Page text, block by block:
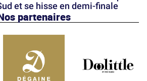
et se hisse en demi-finale
partenaires